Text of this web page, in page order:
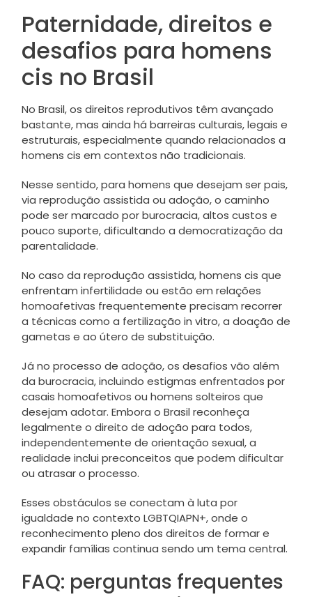
Paternidade, direitos e
desafios para homens
cis no Brasil
No Brasil, os direitos reprodutivos têm avançado
bastante, mas ainda há barreiras culturais, legais e
estruturais, especialmente quando relacionados a
homens cis em contextos não tradicionais.
Nesse sentido, para homens que desejam ser pais,
via reprodução assistida ou adoção, o caminho
pode ser marcado por burocracia, altos custos e
pouco suporte, dificultando a democratização da
parentalidade.
No caso da reprodução assistida, homens cis que
enfrentam infertilidade ou estão em relações
homoafetivas frequentemente precisam recorrer
a técnicas como a fertilização in vitro, a doação de
gametas e ao útero de substituição.
Já no processo de adoção, os desafios vão além
da burocracia, incluindo estigmas enfrentados por
casais homoafetivos ou homens solteiros que
desejam adotar. Embora o Brasil reconheça
legalmente o direito de adoção para todos,
independentemente de orientação sexual, a
realidade inclui preconceitos que podem dificultar
ou atrasar o processo.
Esses obstáculos se conectam à luta por
igualdade no contexto LGBTQIAPN+, onde o
reconhecimento pleno dos direitos de formar e
expandir famílias continua sendo um tema central.
FAQ: perguntas frequentes